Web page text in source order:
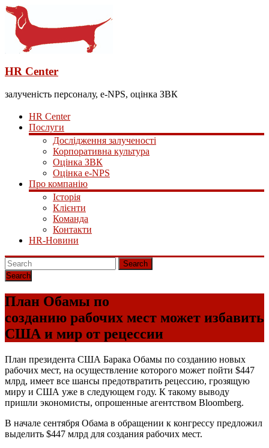
HR Center
залученість персоналу, e-NPS, оцінка ЗВК
HR Center
Послуги
Дослідження залученості
Корпоративна культура
Оцінка ЗВК
Оцінка e-NPS
Про компанію
Історія
Клієнти
Команда
Контакти
HR-Новини
Search
План Обамы по
созданию рабочих мест может избавить
США и мир от рецессии
План президента США Барака Обамы по созданию новых
рабочих мест, на осуществление которого может пойти $447
млрд, имеет все шансы предотвратить рецессию, грозящую
миру и США уже в следующем году. К такому выводу
пришли экономисты, опрошенные агентством Bloomberg.
В начале сентября Обама в обращении к конгрессу предложил
выделить $447 млрд для создания рабочих мест.